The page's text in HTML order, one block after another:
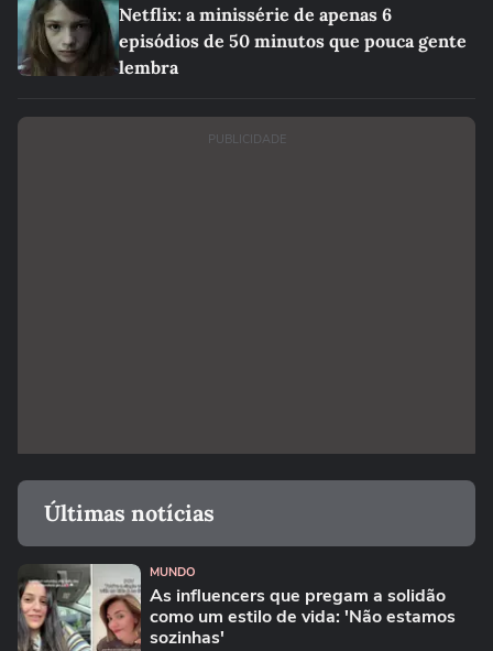
Netflix: a minissérie de apenas 6
episódios de 50 minutos que pouca gente
lembra
PUBLICIDADE
Últimas notícias
MUNDO
As influencers que pregam a solidão
como um estilo de vida: 'Não estamos
sozinhas'